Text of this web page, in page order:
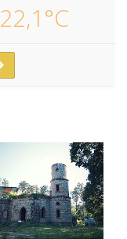
22,1°C